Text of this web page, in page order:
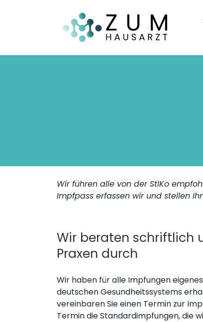
Wir führen alle von der StIKo
Impfpass erfassen wir und stellen
Wir beraten schriftlich
Praxen durch
Wir haben für alle Impfungen
deutschen Gesundheitssystems
vereinbaren Sie einen Termin zur
Termin die Standardimpfungen, die